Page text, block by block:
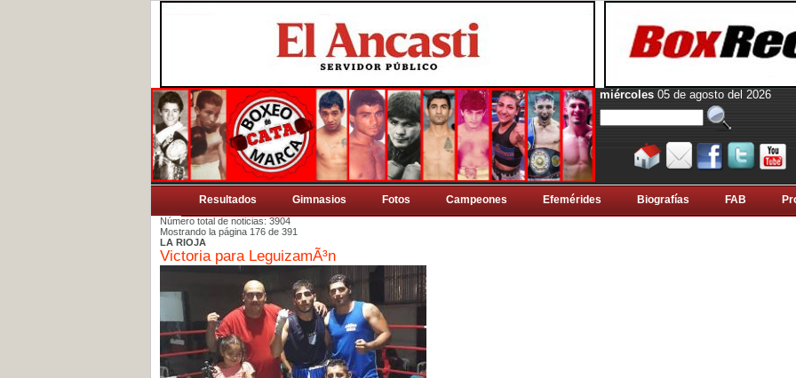
miércoles 05 de agosto del 2026
Resultados Gimnasios Fotos Campeones Efemérides Biografí­as FAB
Número total de noticias: 3904
Mostrando la página 176 de 391
LA RIOJA
Victoria para LeguizamÃ³n